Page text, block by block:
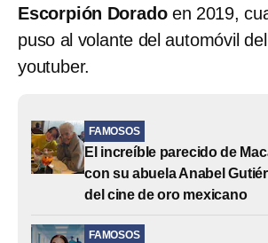
Escorpión Doradoen 2019,
puso al volante del automóvil
youtuber.
FAMOSOS
El increíble parecido de
con su abuela Anabel
del cine de oro mexicano
FAMOSOS